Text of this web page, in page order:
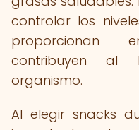
controlar los
proporcionan
contribuyen al
organismo.
Al elegir snacks